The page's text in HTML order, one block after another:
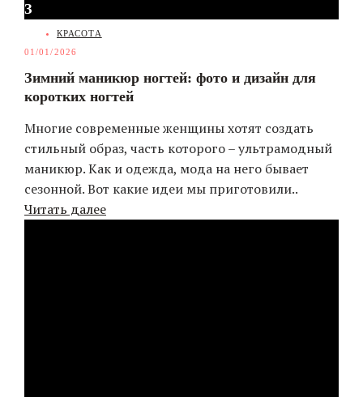
З
CATEGORIES
КРАСОТА
01/01/2026
Зимний маникюр ногтей: фото и дизайн для
коротких ногтей
Многие современные женщины хотят создать
стильный образ, часть которого – ультрамодный
маникюр. Как и одежда, мода на него бывает
сезонной. Вот какие идеи мы приготовили..
Читать далее